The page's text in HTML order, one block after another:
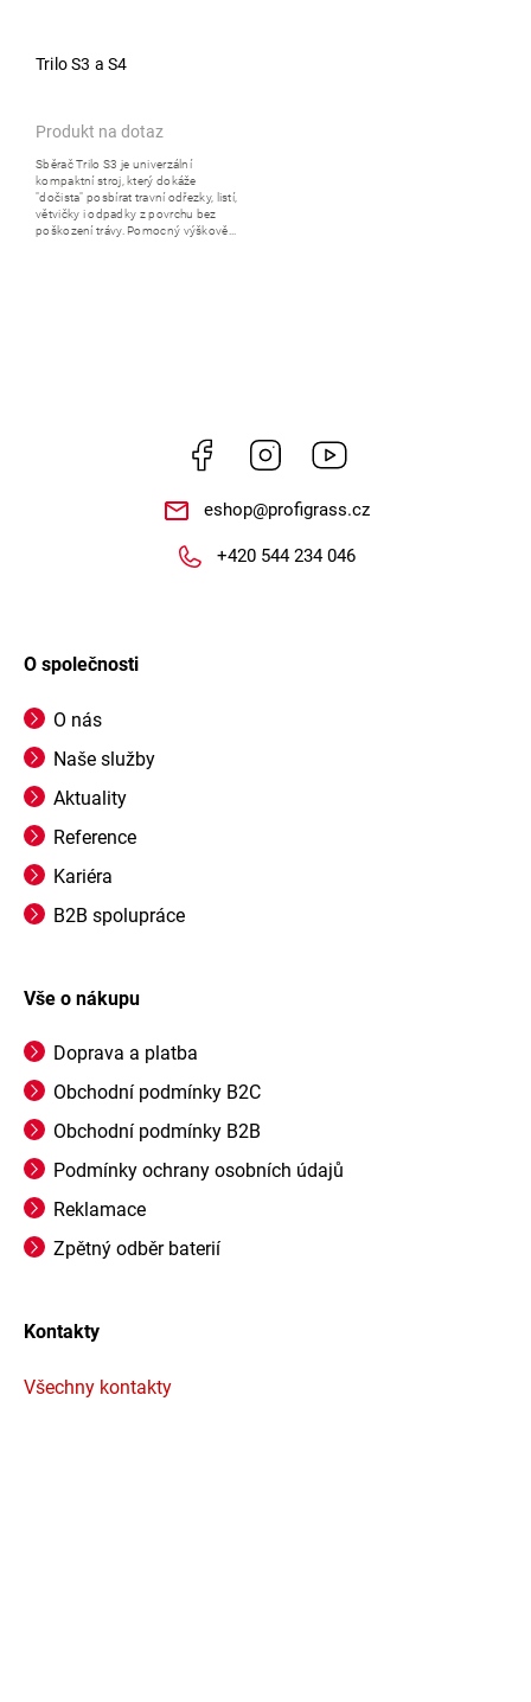
Trilo S3 a S4
Produkt na dotaz
Sběrač Trilo S3 je univerzální
kompaktní stroj, který dokáže
"dočista" posbírat travní odřezky, listí,
větvičky i odpadky z povrchu bez
poškození trávy. Pomocný výškově...
Facebook Instagram
eshop@profigrass.cz
+420 544 234 046
O společnosti
O nás
Naše služby
Aktuality
Reference
Kariéra
B2B spolupráce
Vše o nákupu
Doprava a platba
Obchodní podmínky B2C
Obchodní podmínky B2B
Podmínky ochrany osobních údajů
Reklamace
Zpětný odběr baterií
Kontakty
Všechny kontakty